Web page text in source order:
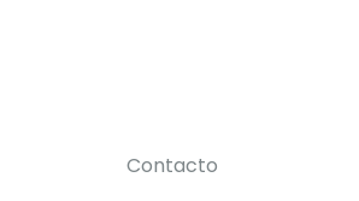
Contacto